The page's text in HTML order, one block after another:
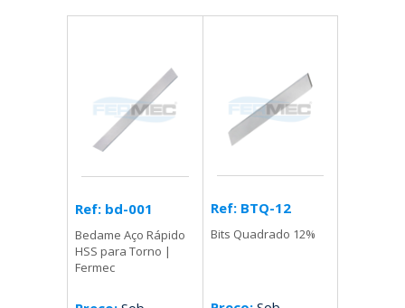
Ref: bd-001
Bedame Aço Rápido
HSS para Torno |
Fermec
Ref: BTQ-12
Bits Quadrado 12%